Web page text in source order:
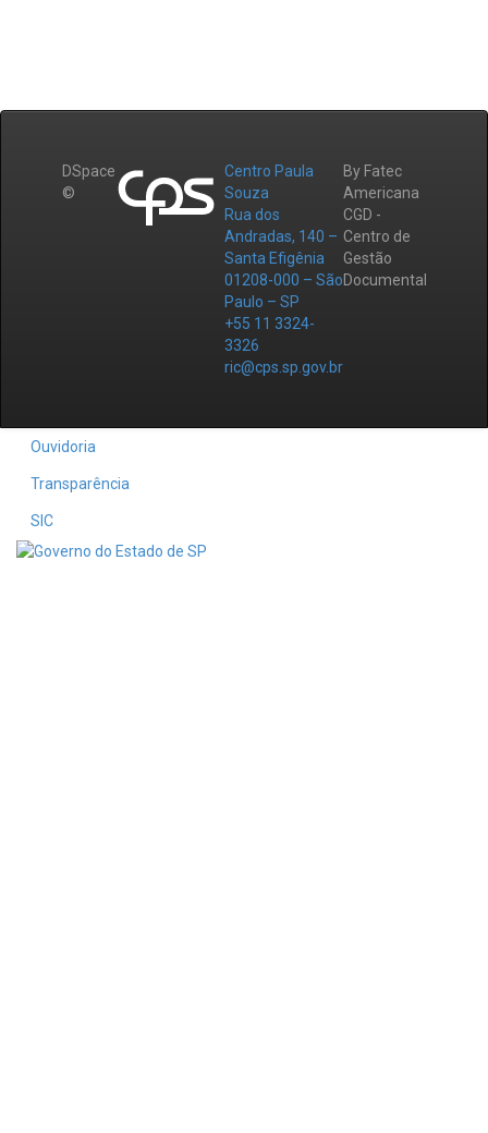
DSpace
©
Centro Paula
Souza
Rua dos
Andradas, 140 –
Santa Efigênia
01208-000 – São
Paulo – SP
+55 11 3324-
3326
ric@cps.sp.gov.br
By Fatec
Americana
CGD -
Centro de
Gestão
Documental
Ouvidoria
Transparência
SIC